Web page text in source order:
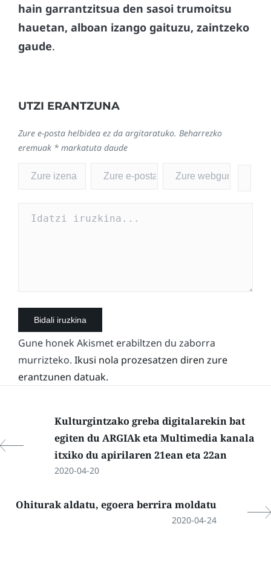
hain garrantzitsua den sasoi trumoitsu
hauetan, alboan izango gaituzu, zaintzeko
gaude.
UTZI ERANTZUNA
Zure e-posta helbidea ez da argitaratuko. Beharrezko
eremuak * markatuta daude
Gune honek Akismet erabiltzen du zaborra
murrizteko. Ikusi nola prozesatzen diren zure
erantzunen datuak.
Kulturgintzako greba digitalarekin bat
egiten du ARGIAk eta Multimedia kanala
itxiko du apirilaren 21ean eta 22an
2020-04-20
Ohiturak aldatu, egoera berrira moldatu
2020-04-24